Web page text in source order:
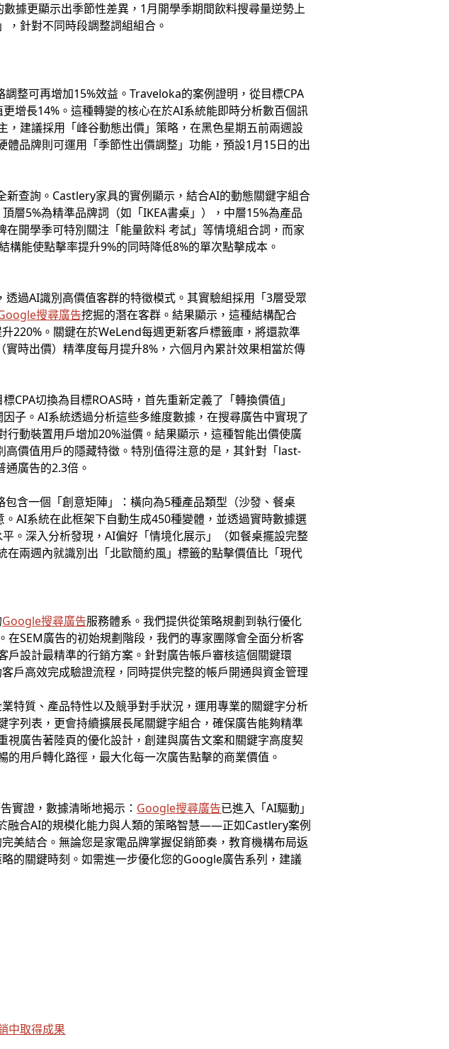
據更顯示出季節性差異，1月開學季期間飲料搜尋量逆勢上
針對不同時段調整詞組組合。
整可再增加15%效益。Traveloka的案例證明，從目標CPA
增長14%。這種轉變的核心在於AI系統能即時分析數百個訊
建議採用「峰谷動態出價」策略，在黑色星期五前兩週設
品牌則可運用「季節性出價調整」功能，預設1月15日的出
查詢。Castlery家具的實例顯示，結合AI的動態關鍵字組合
層5%為精準品牌詞（如「IKEA書桌」），中層15%為產品
開學季可特別關注「能量飲料 考試」等情境組合詞，而家
能使點擊率提升9%的同時降低8%的單次點擊成本。
過AI識別高價值客群的特徵模式。其實驗組採用「3層受眾
搜尋廣告挖掘的潛在客群。結果顯示，這種結構配合
220%。關鍵在於WeLend每週更新客戶標籤庫，將還款準
時出價）精準度每月提升8%，六個月內累計效果相當於傳
切換為目標ROAS時，首先重新定義了「轉換價值」
。AI系統透過分析這些多維度數據，在搜尋廣告中實現了
行動裝置用戶增加20%溢價。結果顯示，這種智能出價使廣
價值用戶的隱藏特徵。特別值得注意的是，其針對「last-
廣告的2.3倍。
含一個「創意矩陣」：橫向為5種產品類型（沙發、餐桌
AI系統在此框架下自動生成450種變體，並透過實時數據選
。深入分析發現，AI偏好「情境化展示」（如餐桌擺設完整
兩週內就識別出「北歐簡約風」標籤的點擊價值比「現代
Google搜尋廣告服務體系。我們提供從策略規劃到執行優化
SEM廣告的初始規劃階段，我們的專家團隊會全面分析客
設計最精準的行銷方案。針對廣告帳戶審核這個關鍵環
戶高效完成驗證流程，同時提供完整的帳戶開通與資金管理
特質、產品特性以及競爭對手狀況，運用專業的關鍵字分析
列表，更會持續擴展長尾關鍵字組合，確保廣告能夠精準
廣告著陸頁的優化設計，創建與廣告文案和關鍵字高度契
用戶轉化路徑，最大化每一次廣告點擊的商業價值。
實證，數據清晰地揭示： Google搜尋廣告已進入「AI驅動」
融合AI的規模化能力與人類的策略智慧——正如Castlery案例
美結合。無論您是家電品牌掌握促銷節奏，教育機構布局返
的關鍵時刻。如需進一步優化您的Google廣告系列，建議
中取得成果